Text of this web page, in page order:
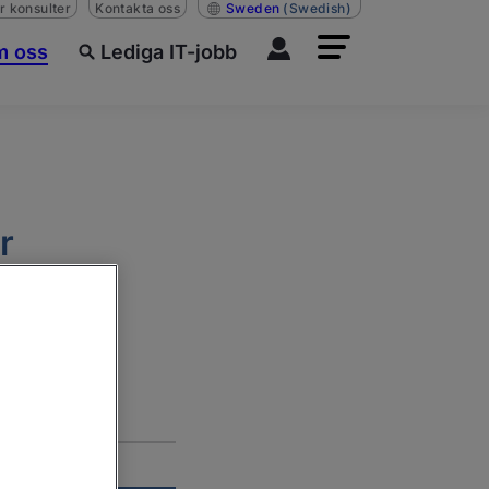
oss Lediga IT-jobb
konsulter Kontakta oss Sweden (Swedish)